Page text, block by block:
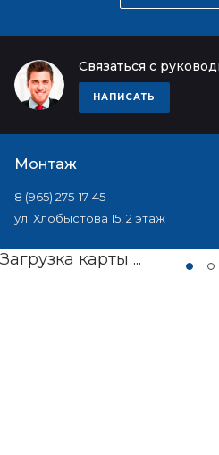
Связаться с
НАПИСАТЬ
Монтаж
8 (965) 275-17-45
ул. Хлобыстова 15, 2 этаж
Загрузка карты ...